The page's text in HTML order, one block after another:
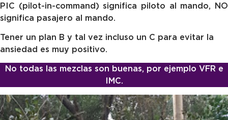
PIC (pilot-in-command) significa piloto al mando, NO
significa pasajero al mando.
Tener un plan B y tal vez incluso un C para evitar la
ansiedad es muy positivo.
No todas las mezclas son buenas, por ejemplo VFR e
IMC.